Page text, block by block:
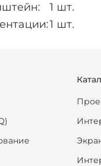
1 шт.
1 шт.